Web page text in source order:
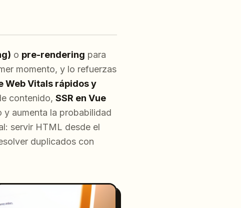
o pre-rendering para
momento, y lo refuerzas
Web Vitals rápidos y
contenido, SSR en Vue
y aumenta la probabilidad
servir HTML desde el
duplicados con